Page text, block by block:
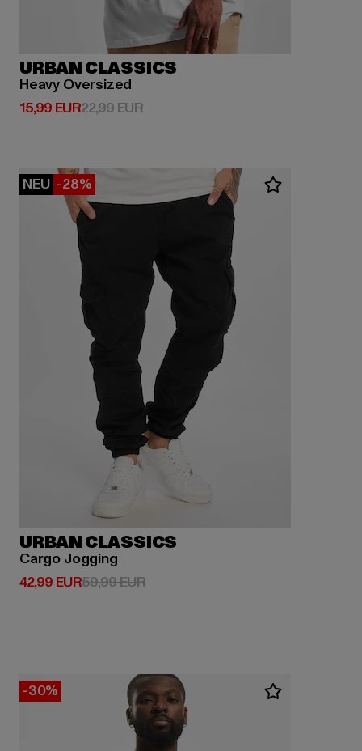
URBAN CLASSICS
Heavy Oversized
15,99 EUR
Derzeitiger Preis: 15,99 EUR
22,99 EURAktionspreis: 22,99 EUR
NEU -28%
URBAN CLASSICS
Cargo Jogging
42,99 EUR
Derzeitiger Preis: 42,99 EUR
59,99 EURAktionspreis: 59,99 EUR
-30%